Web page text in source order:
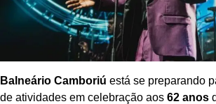
Balneário Camboriú está se preparando
de atividades em celebração aos 62 anos